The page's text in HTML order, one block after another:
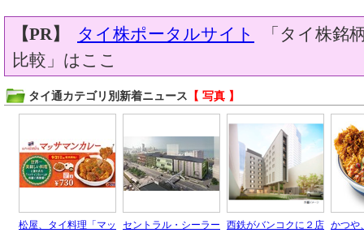
【PR】 タイ株ポータルサイト
「タイ株銘
比較」はここ
タイ通カテゴリ別新着ニュース 【 写真 】
松屋、タイ料理「マッ
セントラル・シーラー
西鉄がバンコクに２店 かつや